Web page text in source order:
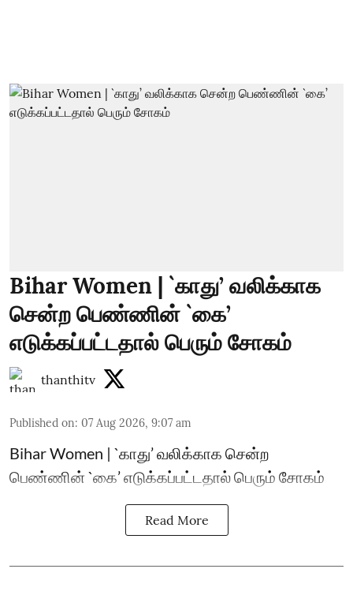
Bihar Women | `காது’ வலிக்காக
சென்ற பெண்ணின் `கை’
எடுக்கப்பட்டதால் பெரும் சோகம்
thanthitv
Published on: 07 Aug 2026, 9:07 am
Bihar Women | `காது’ வலிக்காக சென்ற
பெண்ணின் `கை’ எடுக்கப்பட்டதால் பெரும் சோகம்
Read More